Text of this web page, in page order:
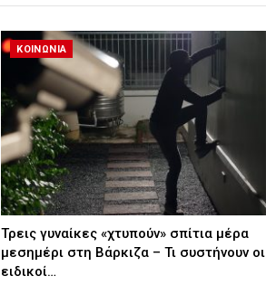
ΚΟΙΝΩΝΙΑ
Τρεις γυναίκες «χτυπούν» σπίτια μέρα
μεσημέρι στη Βάρκιζα – Τι συστήνουν οι
ειδικοί…